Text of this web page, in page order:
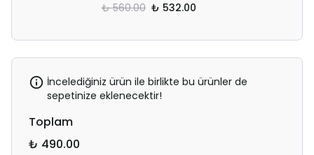
₺ 560.00 ₺ 532.00
İncelediğiniz ürün ile birlikte bu ürünler de
sepetinize eklenecektir!
Toplam
₺ 490.00